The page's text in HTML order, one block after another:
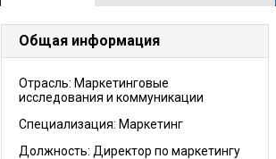
Общая информация
Отрасль: Маркетинговые
исследования и коммуникации
Специализация: Маркетинг
Должность: Директор по маркетингу